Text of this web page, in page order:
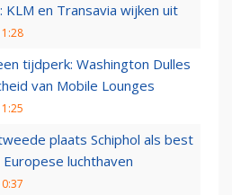
KLM en Transavia wijken uit
tijdperk: Washington Dulles
van Mobile Lounges
plaats Schiphol als best
luchthaven